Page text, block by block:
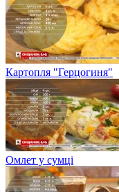
Картопля "Герцогиня"
Омлет у сумці